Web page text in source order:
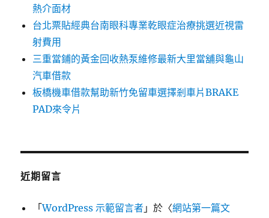
熱介面材
台北票貼經典台南眼科專業乾眼症治療挑選近視雷
射費用
三重當鋪的黃金回收熱泵維修最新大里當舖與龜山
汽車借款
板橋機車借款幫助新竹免留車選擇剎車片BRAKE
PAD來令片
近期留言
「WordPress 示範留言者 」於〈網站第一篇文